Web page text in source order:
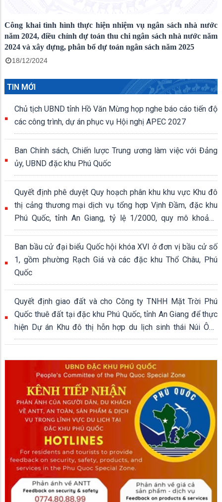
Công khai tình hình thực hiện nhiệm vụ ngân sách nhà nước
năm 2024, điều chỉnh dự toán thu chi ngân sách nhà nước năm
2024 và xây dựng, phân bổ dự toán ngân sách năm 2025
18/12/2024
TIN MỚI
Chủ tịch UBND tỉnh Hồ Văn Mừng họp nghe báo cáo tiến độ
các công trình, dự án phục vụ Hội nghị APEC 2027
Ban Chính sách, Chiến lược Trung ương làm việc với Đảng
ủy, UBND đặc khu Phú Quốc
Quyết định phê duyệt Quy hoạch phân khu khu vực Khu đô
thị cảng thương mại dịch vụ tổng hợp Vịnh Đầm, đặc khu
Phú Quốc, tỉnh An Giang, tỷ lệ 1/2000, quy mô khoảng
339,04 ha
Ban bầu cử đại biểu Quốc hội khóa XVI ở đơn vị bầu cử số
1, gồm phường Rạch Giá và các đặc khu Thổ Châu, Phú
Quốc
Quyết định giao đất và cho Công ty TNHH Mặt Trời Phú
Quốc thuê đất tại đặc khu Phú Quốc, tỉnh An Giang để thực
hiện Dự án Khu đô thị hỗn hợp du lịch sinh thái Núi Ông
Quán